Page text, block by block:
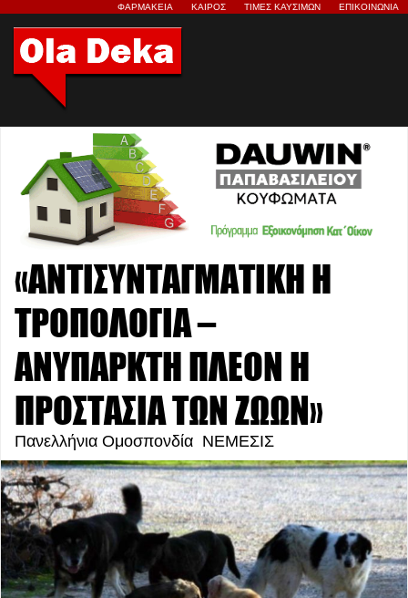
ΦΑΡΜΑΚΕΙΑ ΚΑΙΡΟΣ ΤΙΜΕΣ ΚΑΥΣΙΜΩΝ ΕΠΙΚΟΙΝΩΝΙΑ
«ΑΝΤΙΣΥΝΤΑΓΜΑΤΙΚΗ Η
ΤΡΟΠΟΛΟΓΙΑ –
ΑΝΥΠΑΡΚΤΗ ΠΛΕΟΝ Η
ΠΡΟΣΤΑΣΙΑ ΤΩΝ ΖΩΩΝ»
Πανελλήνια Ομοσπονδία ΝΕΜΕΣΙΣ